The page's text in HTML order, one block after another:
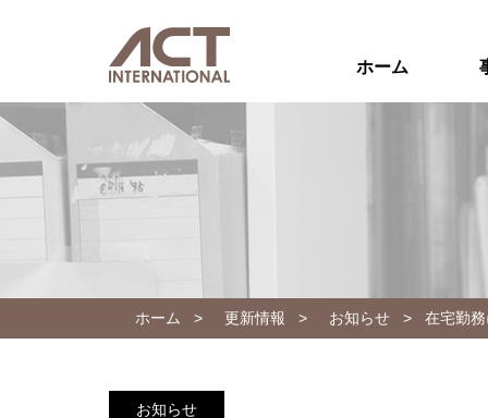
ホーム
ホーム > 更新情報 > お知らせ > 在宅勤
お知らせ